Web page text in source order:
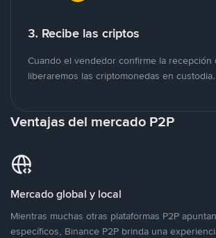
3. Recibe las criptos
Cuando el vendedor confirme la recepción
liberaremos las criptomonedas en custodia.
Ventajas del mercado P2P
Mercado global y local
Mientras muchas otras plataformas P2P
específicos, Binance P2P brinda una